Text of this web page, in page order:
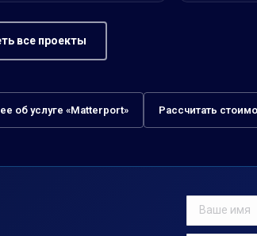
все проекты
об услуге «Matterport» Рассчитать